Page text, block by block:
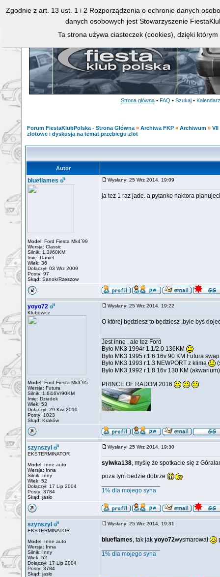
Strona główna • FAQ • Szukaj • Kalendarz
Forum FiestaKlubPolska - Strona Główna » Archiwa FKP » Archiwum » VII
zlotowe i dyskusja na temat przebiegu zlot
Autor
blueflames
Model: Ford Fiesta Mk4`99
Wersja: Classic
Silnik: 1.3i/60KM
Imię: Daniel
Wiek: 36
Dołączył: 03 Wrz 2009
Posty: 97
Skąd: Sanok/Rzeszow
Wysłany: 25 Wrz 2014, 19:09
ja tez 1 raz jade. a pytanko naktora
yoyo72
Klubowicz
Model: Ford Fiesta Mk3`95
Wersja: Futura
Silnik: 1.6i16V/90KM
Imię: Dziadek
Wiek: 53
Dołączył: 29 Kwi 2010
Posty: 1023
Skąd: Kraków
Wysłany: 25 Wrz 2014, 19:22
O której będziesz to będziesz ,byle byś
Jest inne , ale tez Ford
Było MK3 1994r 1.1/2.0 136KM
Było MK3 1995 r.1.6 16v 90 KM Futura
Było MK3 1993 r.1.3 NEWPORT z klimą
Było MK3 1992 r.1.8 16v 130 KM (akwarium)
PRINCE OF RADOM 2016
szynszyl
EKSTERMINATOR
Model: Inne auto
Wersja: Inna
Silnik: Inny
Wiek: 52
Dołączył: 17 Lip 2004
Posty: 3784
Skąd: jasło
Wysłany: 25 Wrz 2014, 19:30
sylwka138, myślę że spotkacie się z
poza tym bedzie dobrze
1% dla mojego syna
szynszyl
EKSTERMINATOR
Model: Inne auto
Wersja: Inna
Silnik: Inny
Wiek: 52
Dołączył: 17 Lip 2004
Posty: 3784
Skąd: jasło
Wysłany: 25 Wrz 2014, 19:31
blueflames, tak jak yoyo72wysmarował
1% dla mojego syna
Zgodnie z art. 13 ust. 1 i 2 Rozporządzenia o ochronie danych
danych osobowych jest Stowarzyszenie
Ta strona używa ciasteczek (cookies), dzięki